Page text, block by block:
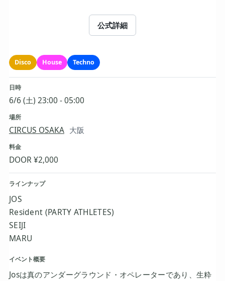
公式詳細
Disco House Techno
日時
6/6 (土) 23:00 - 05:00
場所
CIRCUS OSAKA 大阪
料金
DOOR ¥2,000
ラインナップ
JOS
Resident (PARTY ATHLETES)
SEIJI
MARU
イベント概要
Josは真のアンダーグラウンド・オペレーターであり、生粋